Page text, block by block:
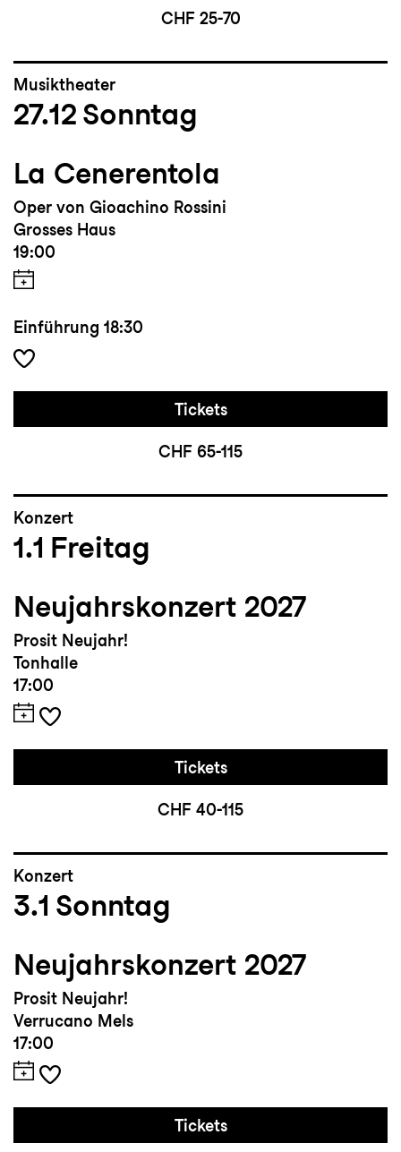
CHF 25-70
Musiktheater
27.12 Sonntag
La Cenerentola
Oper von Gioachino Rossini
Grosses Haus
19:00
Einführung 18:30
Tickets
CHF 65-115
Konzert
1.1 Freitag
Neujahrskonzert 2027
Prosit Neujahr!
Tonhalle
17:00
Tickets
CHF 40-115
Konzert
3.1 Sonntag
Neujahrskonzert 2027
Prosit Neujahr!
Verrucano Mels
17:00
Tickets